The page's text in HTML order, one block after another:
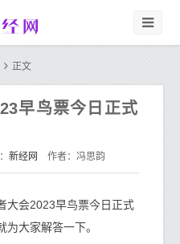
正文
早鸟票今日正式
新经网 作者：冯思韵
大会2023早鸟票今日正式
大家解答一下。